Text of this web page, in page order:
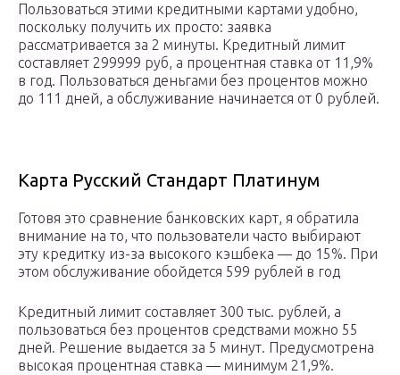
Пользоваться этими кредитными картами удобно,
поскольку получить их просто: заявка
рассматривается за 2 минуты. Кредитный лимит
составляет 299999 руб, а процентная ставка от 11,9%
в год. Пользоваться деньгами без процентов можно
до 111 дней, а обслуживание начинается от 0 рублей.
Карта Русский Стандарт Платинум
Готовя это сравнение банковских карт, я обратила
внимание на то, что пользователи часто выбирают
эту кредитку из-за высокого кэшбека — до 15%. При
этом обслуживание обойдется 599 рублей в год
Кредитный лимит составляет 300 тыс. рублей, а
пользоваться без процентов средствами можно 55
дней. Решение выдается за 5 минут. Предусмотрена
высокая процентная ставка — минимум 21,9%.